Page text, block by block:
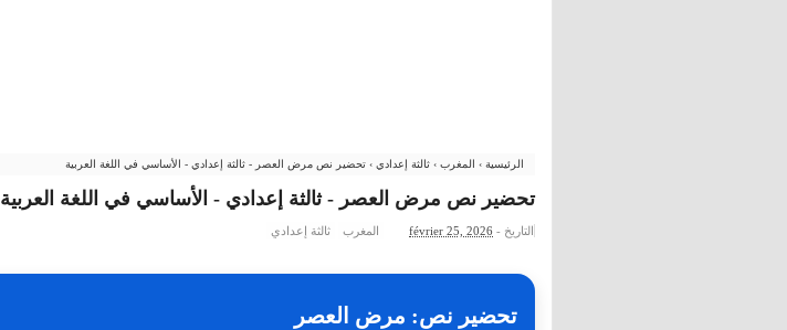
الرئيسية › المغرب › ثالثة إعدادي › تحضير نص مرض العصر - ثالثة إعدادي - الأساسي في اللغة العربية
تحضير نص مرض العصر - ثالثة إعدادي - الأساسي في اللغة العربية
التاريخ - février 25, 2026 المغرب ثالثة إعدادي
تحضير نص: مرض العصر